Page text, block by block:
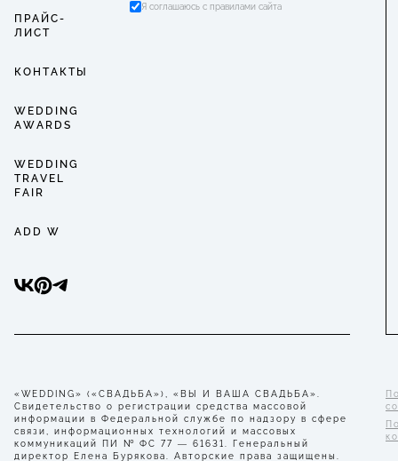
ПРАЙС-
ЛИСТ
КОНТАКТЫ
WEDDING
AWARDS
WEDDING
TRAVEL
FAIR
ADD W
Я соглашаюсь с правилами сайта
«WEDDING» («СВАДЬБА»), «ВЫ И ВАША СВАДЬБА».
Свидетельство о регистрации средства массовой
информации в Федеральной службе по надзору в сфере
связи, информационных технологий и массовых
коммуникаций ПИ № ФС 77 — 61631. Генеральный
директор Елена Бурякова. Авторские права защищены.